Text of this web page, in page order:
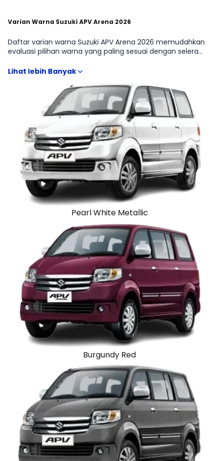
Varian Warna Suzuki APV Arena 2026
Daftar varian warna Suzuki APV Arena 2026 memudahkan
evaluasi pilihan warna yang paling sesuai dengan selera
tampilan di kondisi pencahayaan yang berbeda biasanya
memengaruhi kesan mobil secara keseluruhan, termasuk
kesan sporty, elegan, atau family-oriented. Referensi ini
membantu menyaring opsi warna sejak awal, terutama
saat membandingkan Suzuki APV Arena Blind Van, Suzuki
APV Arena GL MT, Suzuki APV Arena GE MT, Suzuki APV Arena
SGX MT, Suzuki APV Arena GX MT yang terkadang memiliki
ketersediaan warna berbeda.
Pearl White Metallic
Burgundy Red